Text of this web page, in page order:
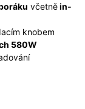
včetněin­
knobem
580W